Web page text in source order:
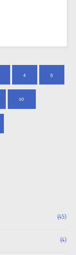
4 5
10
(45)
(4)